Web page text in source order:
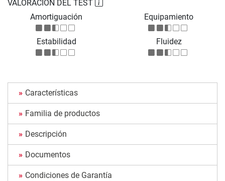
VALORACIÓN DEL TEST
Amortiguación
Equipamiento
Estabilidad Fluidez
Características
Familia de productos
Descripción
Documentos
Condiciones de Garantía